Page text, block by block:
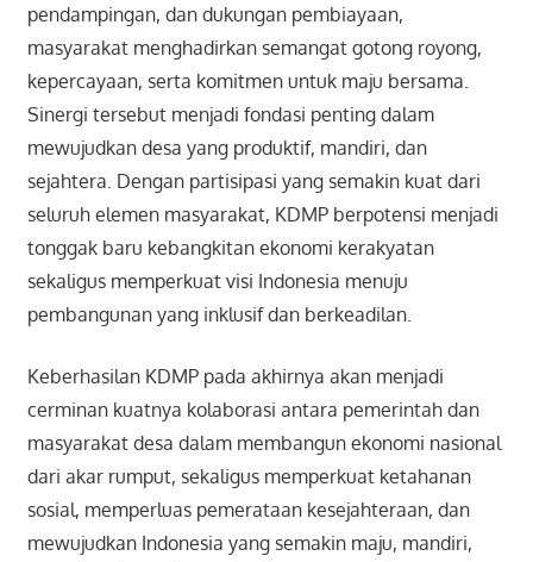
pendampingan, dan dukungan pembiayaan,
masyarakat menghadirkan semangat gotong royong,
kepercayaan, serta komitmen untuk maju bersama.
Sinergi tersebut menjadi fondasi penting dalam
mewujudkan desa yang produktif, mandiri, dan
sejahtera. Dengan partisipasi yang semakin kuat dari
seluruh elemen masyarakat, KDMP berpotensi menjadi
tonggak baru kebangkitan ekonomi kerakyatan
sekaligus memperkuat visi Indonesia menuju
pembangunan yang inklusif dan berkeadilan.
Keberhasilan KDMP pada akhirnya akan menjadi
cerminan kuatnya kolaborasi antara pemerintah dan
masyarakat desa dalam membangun ekonomi nasional
dari akar rumput, sekaligus memperkuat ketahanan
sosial, memperluas pemerataan kesejahteraan, dan
mewujudkan Indonesia yang semakin maju, mandiri,